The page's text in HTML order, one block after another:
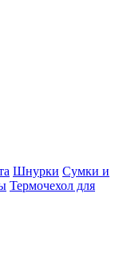
Шнурки Сумки и
Термочехол для